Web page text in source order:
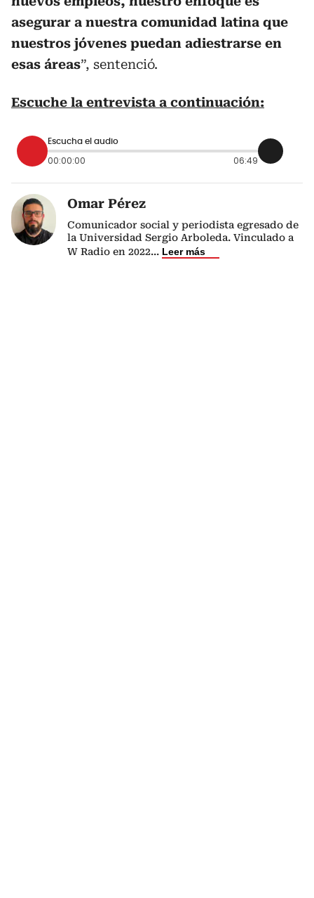
asegurar a nuestra comunidad latina que
nuestros jóvenes puedan adiestrarse en
esas áreas”, sentenció.
Escuche la entrevista a continuación:
Escucha el audio
00:00:00 06:49
Omar Pérez
Comunicador social y periodista egresado de
la Universidad Sergio Arboleda. Vinculado a
W Radio en 2022... Leer más